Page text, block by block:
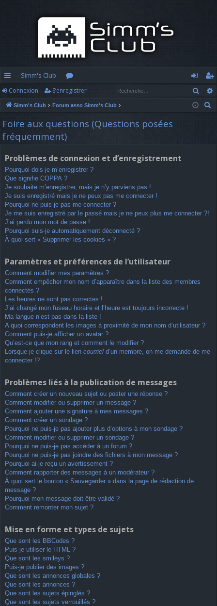
cc
ès
ra
pi
d
e
Simm's Club
or
u
m
s
o
n
’e
nr
Connexion S’enregistrer
Simm's Club Forum asso Simm's Club
Foire aux questions (Questions posées
fréquemment)
Problèmes de connexion et d’enregistrement
Pourquoi dois-je m’enregistrer ?
Que signifie COPPA ?
Je souhaite m’enregistrer, mais je n’y parviens pas !
Je suis enregistré mais je ne peux pas me connecter !
Pourquoi ne puis-je pas me connecter ?
Je me suis enregistré par le passé mais je ne peux plus me connecter ?!
J’ai perdu mon mot de passe !
Pourquoi suis-je automatiquement déconnecté ?
À quoi sert « Supprimer les cookies » ?
Paramètres et préférences de l’utilisateur
Comment modifier mes paramètres ?
Comment empêcher mon nom d’apparaître dans la liste des membres
connectés ?
Les heures ne sont pas correctes !
J’ai changé mon fuseau horaire et l’heure est toujours incorrecte !
Ma langue n’est pas dans la liste !
A quoi correspondent les images à proximité de mon nom d’utilisateur ?
Comment puis-je afficher un avatar ?
Qu’est-ce que mon rang et comment le modifier ?
Lorsque je clique sur le lien courriel d’un membre, on me demande de me
connecter !?
Problèmes liés à la publication de messages
Comment créer un nouveau sujet ou poster une réponse ?
Comment modifier ou supprimer un message ?
Comment ajouter une signature à mes messages ?
Comment créer un sondage ?
Pourquoi ne puis-je pas ajouter plus d’options à mon sondage ?
Comment modifier ou supprimer un sondage ?
Pourquoi ne puis-je pas accéder à un forum ?
Pourquoi ne puis-je pas joindre des fichiers à mon message ?
Pourquoi ai-je reçu un avertissement ?
Comment rapporter des messages à un modérateur ?
À quoi sert le bouton « Sauvegarder » dans la page de rédaction de
message ?
Pourquoi mon message doit être validé ?
Comment remonter mon sujet ?
Mise en forme et types de sujets
Que sont les BBCodes ?
Puis-je utiliser le HTML ?
Que sont les smileys ?
Puis-je publier des images ?
Que sont les annonces globales ?
Que sont les annonces ?
Que sont les sujets épinglés ?
Que sont les sujets verrouillés ?